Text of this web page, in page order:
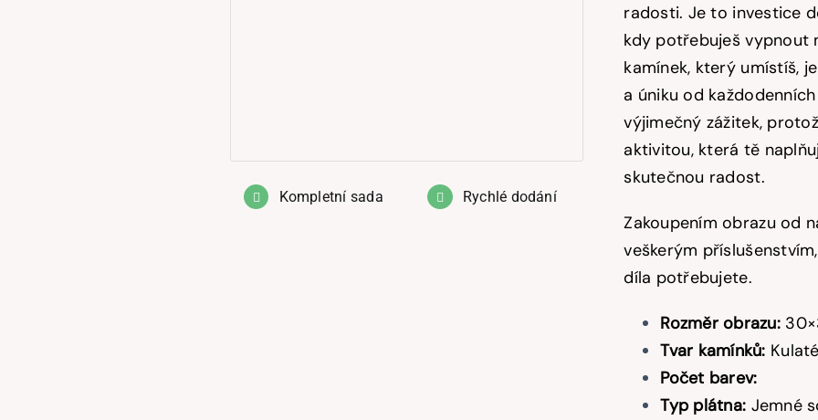
Kompletní sada Rychlé dodání
radosti. Je to investice
kdy potřebuješ vypnout
kamínek, který umístíš,
a úniku od
výjimečný zážitek,
aktivitou, která tě
skutečnou radost.
Zakoupením obrazu od
veškerým
díla potřebujete.
Rozměr obrazu:
Tvar kamínků: Kulaté
Počet barev:
Typ plátna: Jemné